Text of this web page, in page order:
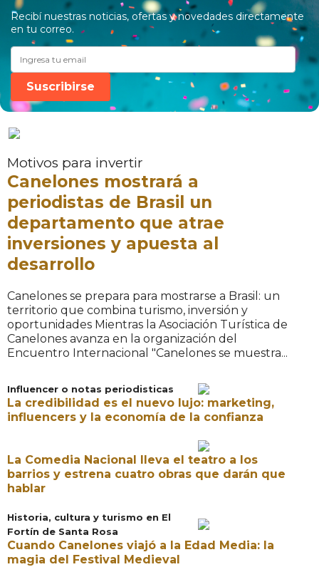
Recibí nuestras noticias, ofertas y novedades directamente
en tu correo.
Suscribirse
Motivos para invertir
Canelones mostrará a
periodistas de Brasil un
departamento que atrae
inversiones y apuesta al
desarrollo
Canelones se prepara para mostrarse a Brasil: un
territorio que combina turismo, inversión y
oportunidades Mientras la Asociación Turística de
Canelones avanza en la organización del
Encuentro Internacional "Canelones se muestra...
Influencer o notas periodisticas
La credibilidad es el nuevo lujo: marketing,
influencers y la economía de la confianza
La Comedia Nacional lleva el teatro a los
barrios y estrena cuatro obras que darán que
hablar
Historia, cultura y turismo en El
Fortín de Santa Rosa
Cuando Canelones viajó a la Edad Media: la
magia del Festival Medieval